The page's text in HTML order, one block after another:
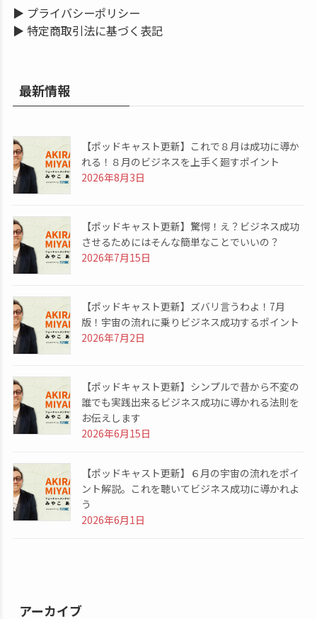
▶ プライバシーポリシー
▶ 特定商取引法に基づく表記
最新情報
【ポッドキャスト更新】これで８月は成功に導か
れる！８月のビジネスを上手く廻すポイント
2026年8月3日
【ポッドキャスト更新】驚愕！え？ビジネス成功
させるためにはそんな簡単なことでいいの？
2026年7月15日
【ポッドキャスト更新】ズバリ言うわよ！7月
版！宇宙の流れに乗りビジネス成功するポイント
2026年7月2日
【ポッドキャスト更新】シンプルで昔から不変の
誰でも実践出来るビジネス成功に導かれる法則を
お伝えします
2026年6月15日
【ポッドキャスト更新】６月の宇宙の流れをポイ
ント解説。これを聴いてビジネス成功に導かれよ
う
2026年6月1日
アーカイブ